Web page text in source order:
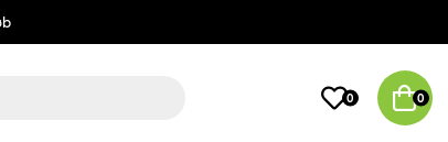
0 0